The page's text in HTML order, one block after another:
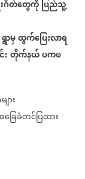
ဂိတ်တွေကိုပြည်သူ့
ရွာမှထွက်ပြေးလာရ
တိုက်နယ်ပကဖ
ား
ြေခံတင်ပြထား